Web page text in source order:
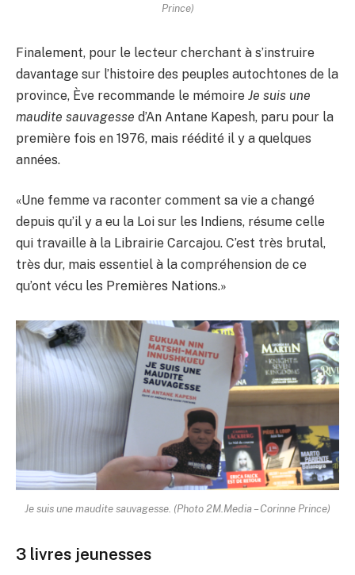
Prince)
Finalement, pour le lecteur cherchant à s’instruire
davantage sur l’histoire des peuples autochtones de la
province, Ève recommande le mémoire Je suis une
maudite sauvagesse d’An Antane Kapesh, paru pour la
première fois en 1976, mais réédité il y a quelques
années.
«Une femme va raconter comment sa vie a changé
depuis qu’il y a eu la Loi sur les Indiens, résume celle
qui travaille à la Librairie Carcajou. C’est très brutal,
très dur, mais essentiel à la compréhension de ce
qu’ont vécu les Premières Nations.»
Je suis une maudite sauvagesse. (Photo 2M.Media – Corinne Prince)
3 livres jeunesses